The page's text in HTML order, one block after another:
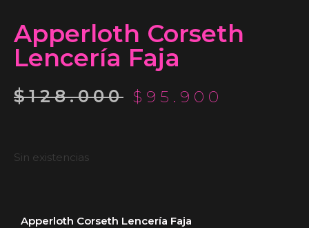
Apperloth Corseth
Lencería Faja
$128.000 $ 95.900
Sin existencias
Apperloth Corseth Lencería Faja